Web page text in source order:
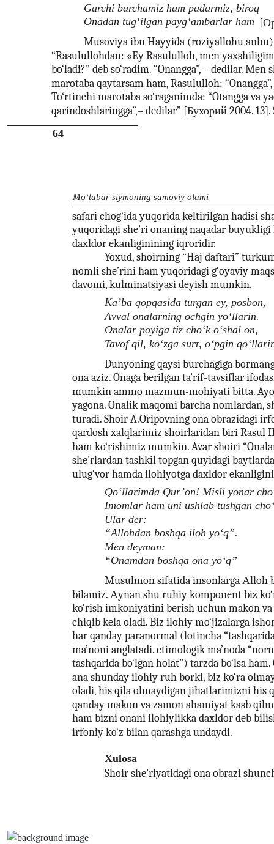
64
Garchi barchamiz ham padarmiz, biroq
Onadan tug‘ilgan payg‘ambarlar ham
Musoviya ibn Hayyida (roziyallohu
“Rasulullohdan: «Ey Rasululloh, men
bo‘ladi?” deb so‘radim. “Onangga”, – dedilar.
marotaba qaytarsam ham, Rasululloh:
To‘rtinchi marotaba so‘raganimda: “Otangga va
qarindoshlaringga”,– dedilar” [Бухорий 2004.
Mo‘tabar siymoning samoviy olami
safari chog‘ida yuqorida keltirilgan hadisi
yuqoridagi she’ri onaning naqadar
daxldor ekanliginining iqroridir.
Yoxud, shoirning “Haj daftari”
nomli she’rini ham yuqoridagi g‘oyaviy
davomi, kulminatsiyasi deyish mumkin.
Ka’ba qopqasida turgan ey, posbon,
Аvval onalarning ochgin yo‘llarin.
Onalar poyiga tiz cho‘k o‘shal on,
Tavof qil, ko‘zga surt, o‘pgin
Dunyoning qaysi burchagiga
ona aziz. Onaga berilgan ta’rif-tavsiflar
mumkin ammo mazmun-mohiyati bitta.
yagona. Onalik maqomi barcha nomlardan,
turadi. Shoir A.Oripovning ona obrazidagi
qardosh xalqlarimiz shoirlaridan biri Rasul
ham ko‘rishimiz mumkin. Avar shoiri
she’rlardan tashkil topgan quyidagi
ulug‘vor hamda ilohiyotga daxldor
Qo‘llarimda Qur’on! Misli yonar
Imomlar ham uni ushlab tushgan
Ular der:
“Allohdan boshqa iloh yo‘q”.
Men deyman:
“Onamdan boshqa ona yo‘q”
Musulmon sifatida insonlarga Аlloh
bilamiz. Аynan shu ruhiy komponent biz
ko‘rish imkoniyatini berish uchun makon
chiqib kela oladi. Biz ilohiy mo‘jizalarga
har qanday paranormal (lotincha “tashqarida
ma’noni anglatadi. etimologik ma’noda
tashqarida bo‘lgan holat”) tarzda bo‘lsa
ana shunday ilohiy ruh borki, biz ko‘ra
oladi, his qila olmaydigan jihatlarimizni his
qanday makon va zamon ahamiyat kasb
ham bizni onani ilohiylikka daxldor deb
irfoniy ko‘z bilan qarashga undaydi.
Xulosa
Shoir she’riyatidagi ona obrazi